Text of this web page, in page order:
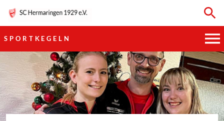
SPORTKEGELN
HAUPTVEREIN
SPORTKEGELN
FUSSBALL